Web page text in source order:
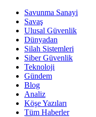
Savunma Sanayi
Savaş
Ulusal Güvenlik
Dünyadan
Silah Sistemleri
Siber Güvenlik
Teknoloji
Gündem
Blog
Analiz
Köşe Yazıları
Tüm Haberler